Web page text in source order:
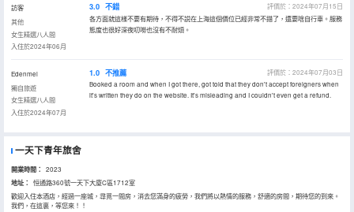
訪客
其他
女生精選八人間
入住於2024年06月
3.0 不錯
評價於：2024年07月15日
各方面就這樣不要有期待，不得不説在上海這個價位已經非常不錯了，還要啥自行車。服務
態度也很好深夜叨嘮也沒有不耐煩。
Edenmel
獨自旅遊
女生精選八人間
入住於2024年07月
1.0 不推薦
評價於：2024年07月03日
Booked a room and when I got there, got told that they don't accept foreigners when
it's written they do on the website. It's misleading and I couldn't even get a refund.
一天下青年旅舍
開業時間： 2023
地址：
恒通路360號一天下大廈C區1712室
歡迎入住本酒店，經過一座城，尋覓一間房，消去您滿身的疲勞，我們將以熱情的服務，舒適的房間，期待您的到來。
我們，在這裏，等您來！！